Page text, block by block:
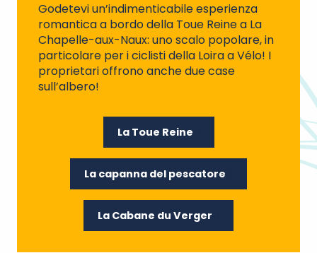
Godetevi un’indimenticabile esperienza
romantica a bordo della Toue Reine a La
Chapelle-aux-Naux: uno scalo popolare, in
particolare per i ciclisti della Loira a Vélo! I
proprietari offrono anche due case
sull’albero!
La Toue Reine
La capanna del pescatore
La Cabane du Verger